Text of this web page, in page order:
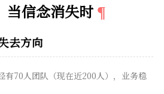
当信念消失时
去方向
有70人团队（现在近200人），业务稳